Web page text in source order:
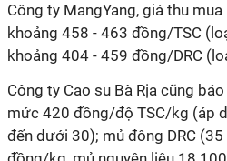
Công ty MangYang, giá thu
khoảng 458 - 463 đồng/TSC
khoảng 404 - 459 đồng/DRC
Công ty Cao su Bà Rịa cũng
mức 420 đồng/độ TSC/kg (áp
đến dưới 30); mủ đông DRC